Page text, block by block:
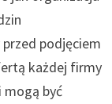
przed podjęciem
każdej firmy
mogą być